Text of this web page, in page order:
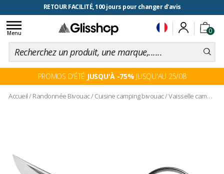
RETOUR FACILITÉ, 100 jours pour changer d'avis
0
Toggle
navigation
Menu
PROMOS D'ÉTÉ JUSQU'À -75% JUSQU'AU 25/08
Accueil/Randonnée Bivouac/Cuisine camping bivouac/Vaisselle camping